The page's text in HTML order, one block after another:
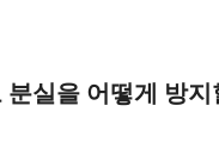
분실을 어떻게 방지